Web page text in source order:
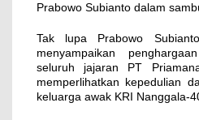
Prabowo Subianto dalam
Tak lupa Prabowo
menyampaikan
seluruh jajaran PT
memperlihatkan kepedulian
keluarga awak KRI Nanggala-